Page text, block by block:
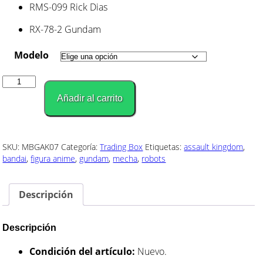
RMS-099 Rick Dias
RX-78-2 Gundam
Modelo
Gundam
ASSAULT
cantidad
Añadir al carrito
SKU: MBGAK07 Categoría:Trading Box Etiquetas:assault kingdom,
bandai,figura anime, gundam, mecha, robots
Descripción
Descripción
Condición del artículo: Nuevo.